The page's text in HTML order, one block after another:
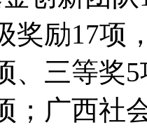
奖励17项
、三等奖
；广西社